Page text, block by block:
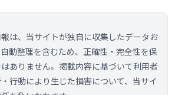
は、当サイトが独自に収集したデータお
動整理を含むため、正確性・完全性を保
ありません。掲載内容に基づいて利用者
行動により生じた損害について、当サイ